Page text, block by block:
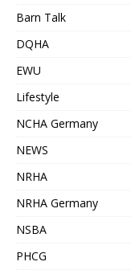
Barn Talk
DQHA
EWU
Lifestyle
NCHA Germany
NEWS
NRHA
NRHA Germany
NSBA
PHCG